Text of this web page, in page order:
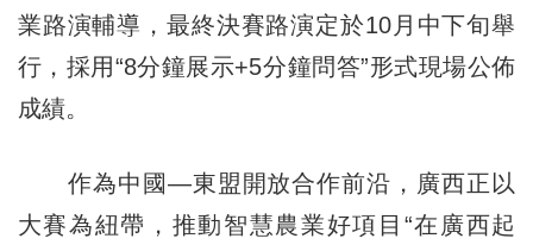
業路演輔導，最終決賽路演定於10月中下旬舉
行，採用“8分鐘展示+5分鐘問答”形式現場公佈
成績。
作為中國—東盟開放合作前沿，廣西正以
大賽為紐帶，推動智慧農業好項目“在廣西起